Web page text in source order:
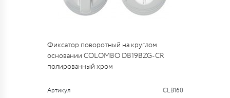
Фиксатор поворотный на круглом
основании COLOMBO DB19BZG-CR
полированный хром
Артикул CLB160